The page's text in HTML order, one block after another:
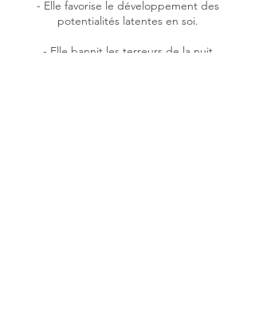
- Elle favorise le développement des
potentialités latentes en soi.
- Elle bannit les terreurs de la nuit